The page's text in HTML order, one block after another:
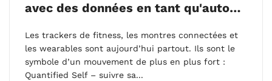
avec des données en tant qu'auto-
Les trackers de fitness, les montres connectées et
les wearables sont aujourd’hui partout. Ils sont le
symbole d’un mouvement de plus en plus fort :
Quantified Self – suivre sa...